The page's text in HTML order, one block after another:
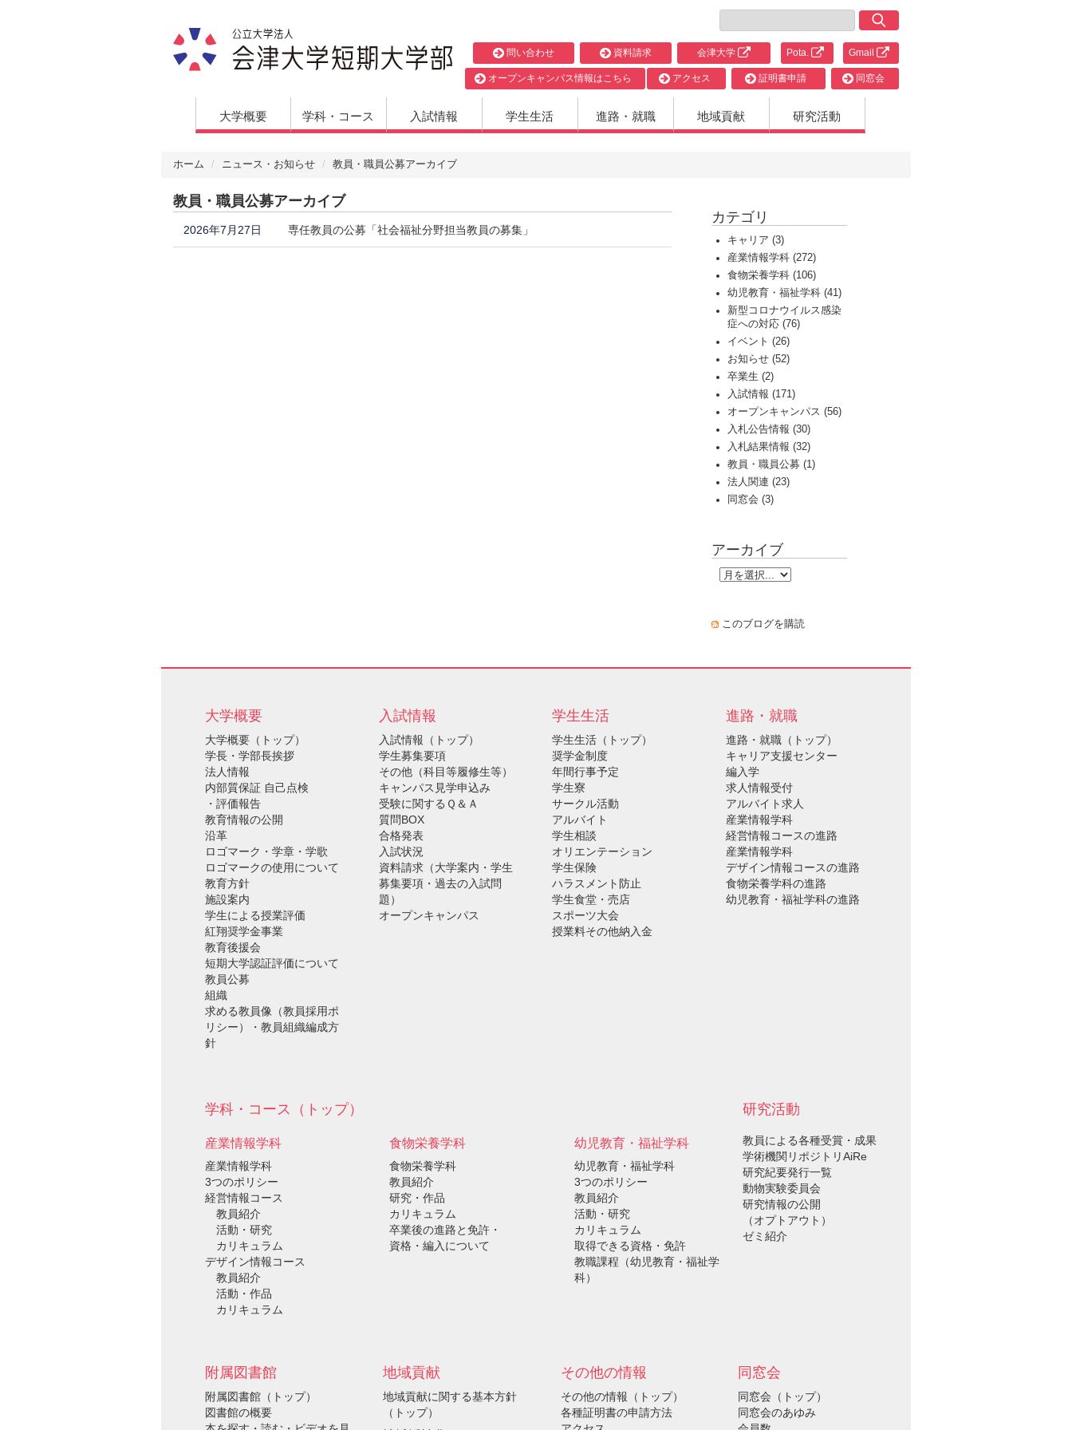
オープンキャンパス情報はこちら アクセス 証明書申請 同窓会
問い合わせ 資料請求 会津大学 Pota. Gmail
大学概要 学科・コース 入試情報 学生生活 進路・就職 地域貢献 研究活動
ホーム ニュース・お知らせ 教員・職員公募アーカイブ
教員・職員公募アーカイブ
2026年7月27日 専任教員の公募「社会福祉分野担当教員の募集」
カテゴリ
キャリア (3)
産業情報学科 (272)
食物栄養学科 (106)
幼児教育・福祉学科 (41)
新型コロナウイルス感染
症への対応 (76)
イベント (26)
お知らせ (52)
卒業生 (2)
入試情報 (171)
オープンキャンパス (56)
入札公告情報 (30)
入札結果情報 (32)
教員・職員公募 (1)
法人関連 (23)
同窓会 (3)
アーカイブ
このブログを購読
大学概要
大学概要（トップ）
学長・学部長挨拶
法人情報
内部質保証 自己点検
・評価報告
教育情報の公開
沿革
ロゴマーク・学章・学歌
ロゴマークの使用について
教育方針
施設案内
学生による授業評価
紅翔奨学金事業
教育後援会
短期大学認証評価について
教員公募
組織
求める教員像（教員採用ポ
リシー）・教員組織編成方
針
入試情報
入試情報（トップ）
学生募集要項
その他（科目等履修生等）
キャンパス見学申込み
受験に関するＱ＆Ａ
質問BOX
合格発表
入試状況
資料請求（大学案内・学生
募集要項・過去の入試問
題）
オープンキャンパス
学生生活
学生生活（トップ）
奨学金制度
年間行事予定
学生寮
サークル活動
アルバイト
学生相談
オリエンテーション
学生保険
ハラスメント防止
学生食堂・売店
スポーツ大会
授業料その他納入金
進路・就職
進路・就職（トップ）
キャリア支援センター
編入学
求人情報受付
アルバイト求人
産業情報学科
経営情報コースの進路
産業情報学科
デザイン情報コースの進路
食物栄養学科の進路
幼児教育・福祉学科の進路
学科・コース（トップ）
産業情報学科
産業情報学科
3つのポリシー
経営情報コース
教員紹介
活動・研究
カリキュラム
デザイン情報コース
教員紹介
活動・作品
カリキュラム
食物栄養学科
食物栄養学科
教員紹介
研究・作品
カリキュラム
卒業後の進路と免許・
資格・編入について
幼児教育・福祉学科
幼児教育・福祉学科
3つのポリシー
教員紹介
活動・研究
カリキュラム
取得できる資格・免許
教職課程（幼児教育・福祉学
科）
研究活動
教員による各種受賞・成果
学術機関リポジトリAiRe
研究紀要発行一覧
動物実験委員会
研究情報の公開
（オプトアウト）
ゼミ紹介
附属図書館
附属図書館（トップ）
図書館の概要
地域貢献
地域貢献に関する基本方針
（トップ）
その他の情報
その他の情報（トップ）
各種証明書の申請方法
同窓会
同窓会（トップ）
同窓会のあゆみ